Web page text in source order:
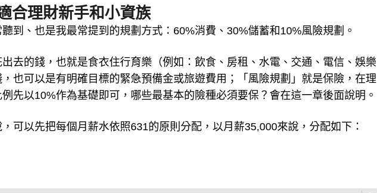
合理財新手和小資族
到、也是我最常提到的規劃方式：60%消費、30%儲蓄和10%風險規劃。
去的錢，也就是食衣住行育樂（例如：飲食、房租、水電、交通、電信、娛樂
也可以是有明確目標的緊急預備金或旅遊費用；「風險規劃」就是保險，在理
先以10%作為基礎即可，哪些最基本的險種必須要保？會在這一章後面說明。
可以先把每個月薪水依照631的原則分配，以月薪35,000來說，分配如下：